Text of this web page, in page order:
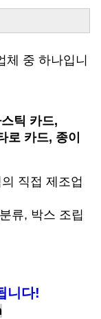
체 중 하나입니
틱 카드,
로 카드, 종이
직접 제조업
류, 박스 조립
니다!